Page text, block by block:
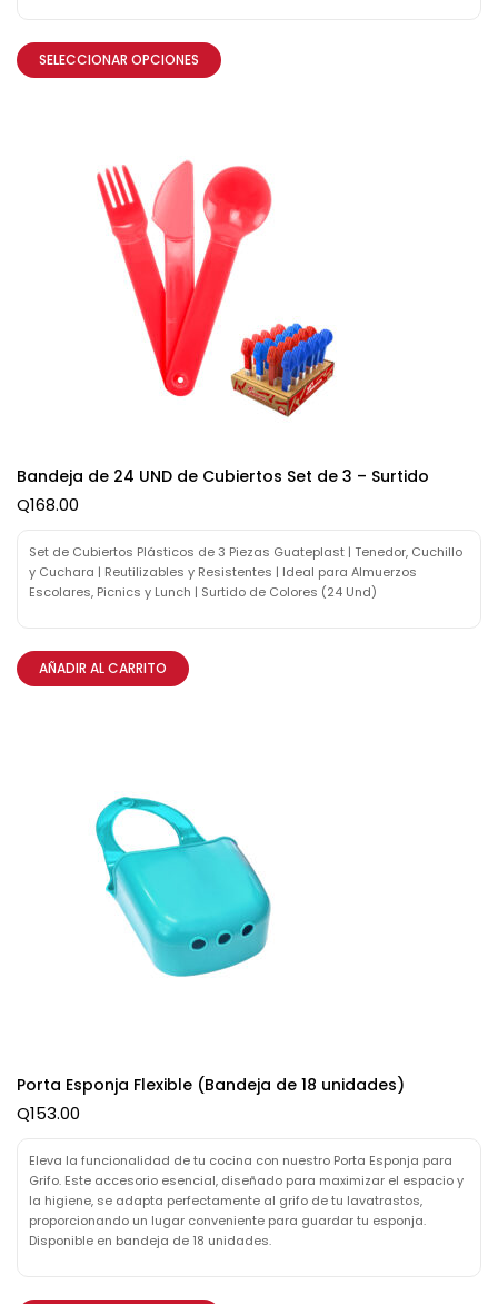
SELECCIONAR OPCIONES
Bandeja de 24 UND de Cubiertos Set de 3 – Surtido
Q168.00
Set de Cubiertos Plásticos de 3 Piezas Guateplast | Tenedor, Cuchillo
y Cuchara | Reutilizables y Resistentes | Ideal para Almuerzos
Escolares, Picnics y Lunch | Surtido de Colores (24 Und)
AÑADIR AL CARRITO
Porta Esponja Flexible (Bandeja de 18 unidades)
Q153.00
Eleva la funcionalidad de tu cocina con nuestro Porta Esponja para
Grifo. Este accesorio esencial, diseñado para maximizar el espacio y
la higiene, se adapta perfectamente al grifo de tu lavatrastos,
proporcionando un lugar conveniente para guardar tu esponja.
Disponible en bandeja de 18 unidades.